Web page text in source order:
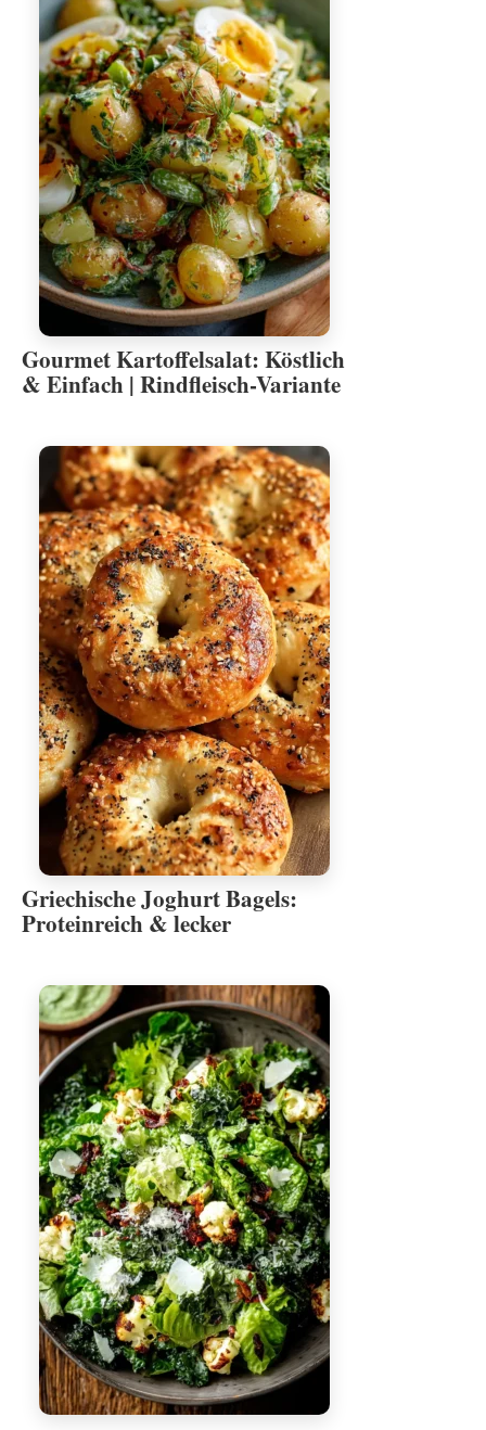
Gourmet Kartoffelsalat: Köstlich
& Einfach | Rindfleisch-Variante
Griechische Joghurt Bagels:
Proteinreich & lecker